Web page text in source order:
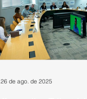
26 de ago. de 2025